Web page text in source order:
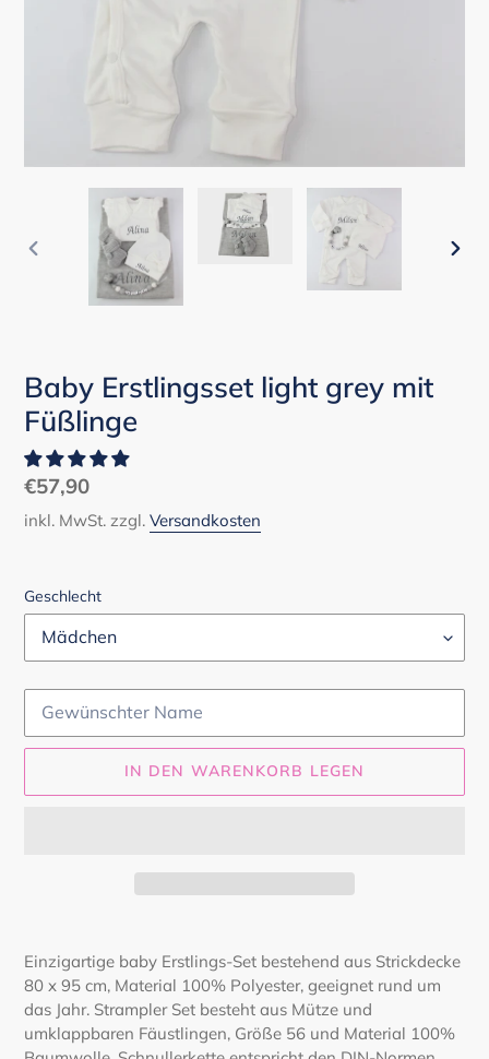
VORHERIGER
SCHIEBER
Baby Erstlingsset light grey mit
Füßlinge
Normaler
Preis
€57,90
inkl. MwSt. zzgl. Versandkosten
Geschlecht
IN DEN WARENKORB LEGEN
wird
zum
Warenkorb
hinzugefügt
Einzigartige baby Erstlings-Set bestehend aus Strickdecke
80 x 95 cm, Material 100% Polyester, geeignet rund um
das Jahr. Strampler Set besteht aus Mütze und
umklappbaren Fäustlingen, Größe 56 und Material 100%